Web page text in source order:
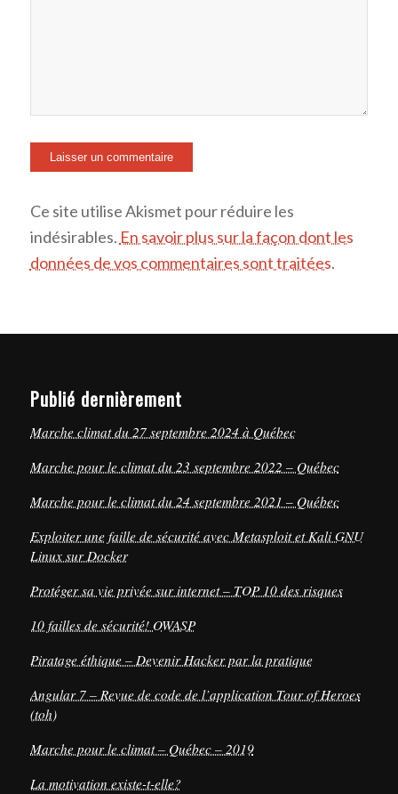
Ce site utilise Akismet pour réduire les
indésirables. En savoir plus sur la façon dont les
données de vos commentaires sont traitées.
Publié dernièrement
Marche climat du 27 septembre 2024 à Québec
Marche pour le climat du 23 septembre 2022 – Québec
Marche pour le climat du 24 septembre 2021 – Québec
Exploiter une faille de sécurité avec Metasploit et Kali GNU
Linux sur Docker
Protéger sa vie privée sur internet – TOP 10 des risques
10 failles de sécurité! OWASP
Piratage éthique – Devenir Hacker par la pratique
Angular 7 – Revue de code de l’application Tour of Heroes
(toh)
Marche pour le climat – Québec – 2019
La motivation existe-t-elle?